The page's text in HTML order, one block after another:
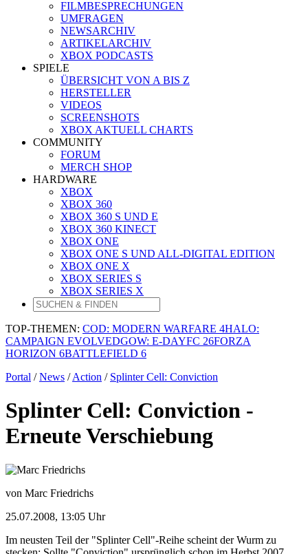
FILMBESPRECHUNGEN
UMFRAGEN
NEWSARCHIV
ARTIKELARCHIV
XBOX PODCASTS
SPIELE
ÜBERSICHT VON A BIS Z
HERSTELLER
VIDEOS
SCREENSHOTS
XBOX AKTUELL CHARTS
COMMUNITY
FORUM
MERCH SHOP
HARDWARE
XBOX
XBOX 360
XBOX 360 S UND E
XBOX 360 KINECT
XBOX ONE
XBOX ONE S UND ALL-DIGITAL EDITION
XBOX ONE X
XBOX SERIES S
XBOX SERIES X
TOP-THEMEN: COD: MODERN WARFARE 4HALO:
CAMPAIGN EVOLVEDGOW: E-DAYFC 26FORZA
HORIZON 6BATTLEFIELD 6
Portal /News /Action / Splinter Cell: Conviction
Splinter Cell: Conviction -
Erneute Verschiebung
von Marc Friedrichs
25.07.2008, 13:05 Uhr
Im neusten Teil der "Splinter Cell"-Reihe scheint der Wurm zu